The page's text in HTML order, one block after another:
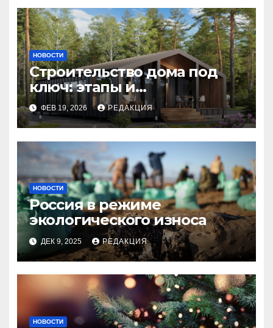
НОВОСТИ
Строительство дома под
ключ: этапы и
планирование бюджета
ФЕВ 19, 2026 РЕДАКЦИЯ
НОВОСТИ
Россия в режиме
экологического износа
ДЕК 9, 2025 РЕДАКЦИЯ
НОВОСТИ